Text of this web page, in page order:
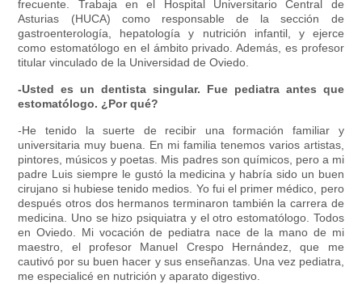
frecuente. Trabaja en el Hospital Universitario Central de
Asturias (HUCA) como responsable de la sección de
gastroenterología, hepatología y nutrición infantil, y ejerce
como estomatólogo en el ámbito privado. Además, es profesor
titular vinculado de la Universidad de Oviedo.
-Usted es un dentista singular. Fue pediatra antes que
estomatólogo. ¿Por qué?
-He tenido la suerte de recibir una formación familiar y
universitaria muy buena. En mi familia tenemos varios artistas,
pintores, músicos y poetas. Mis padres son químicos, pero a mi
padre Luis siempre le gustó la medicina y habría sido un buen
cirujano si hubiese tenido medios. Yo fui el primer médico, pero
después otros dos hermanos terminaron también la carrera de
medicina. Uno se hizo psiquiatra y el otro estomatólogo. Todos
en Oviedo. Mi vocación de pediatra nace de la mano de mi
maestro, el profesor Manuel Crespo Hernández, que me
cautivó por su buen hacer y sus enseñanzas. Una vez pediatra,
me especialicé en nutrición y aparato digestivo.